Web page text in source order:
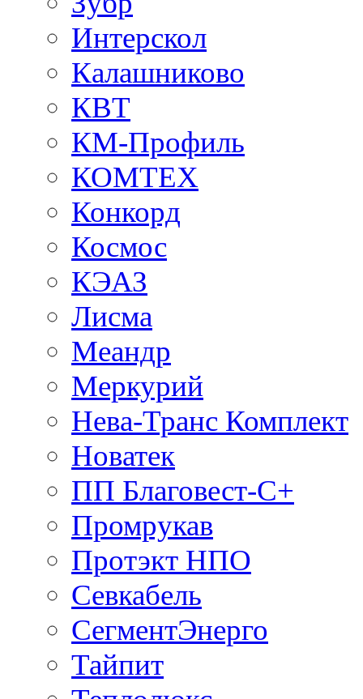
Интерскол
Калашниково
КВТ
КМ-Профиль
КОМТЕХ
Конкорд
Космос
КЭАЗ
Лисма
Меандр
Меркурий
Нева-Транс Комплект
Новатек
ПП Благовест-С+
Промрукав
Протэкт НПО
Севкабель
СегментЭнерго
Тайпит